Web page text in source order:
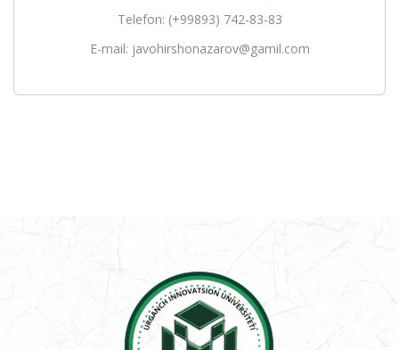
Telefon: (+99893) 742-83-83
E-mail: javohirshonazarov@gamil.com